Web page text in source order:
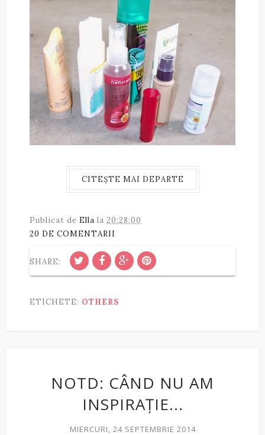
CITEȘTE MAI DEPARTE
Publicat de Ella la 20:28:00
20 DE COMENTARII
SHARE:
ETICHETE: OTHERS
NOTD: CÂND NU AM
INSPIRAȚIE...
MIERCURI, 24 SEPTEMBRIE 2014